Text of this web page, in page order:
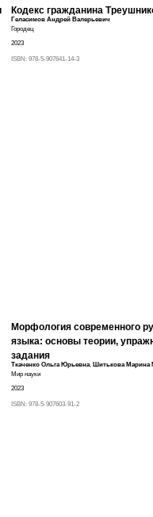
Кодекс гражданина
Геласимов Андрей Валерьевич
Городец
2023
ISBN: 978-5-907641-14-3
Морфология современного
языка: основы теории,
задания
Ткаченко Ольга Юрьевна,
Шитькова Марина
Мир науки
2023
ISBN: 978-5-907603-91-2